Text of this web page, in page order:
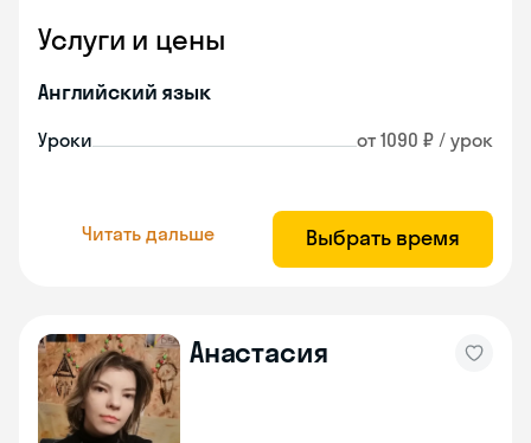
Услуги и цены
Английский язык
Уроки от 1090 ₽ / урок
Читать дальше Выбрать время
Анастасия